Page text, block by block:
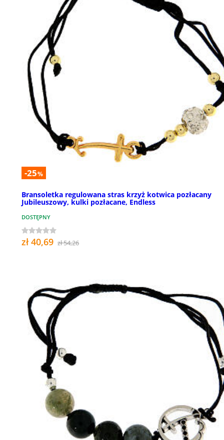
-25%
Bransoletka regulowana stras krzyż kotwica pozłacany
Jubileuszowy, kulki pozłacane, Endless
DOSTĘPNY
zł 40,69 zł 54,26